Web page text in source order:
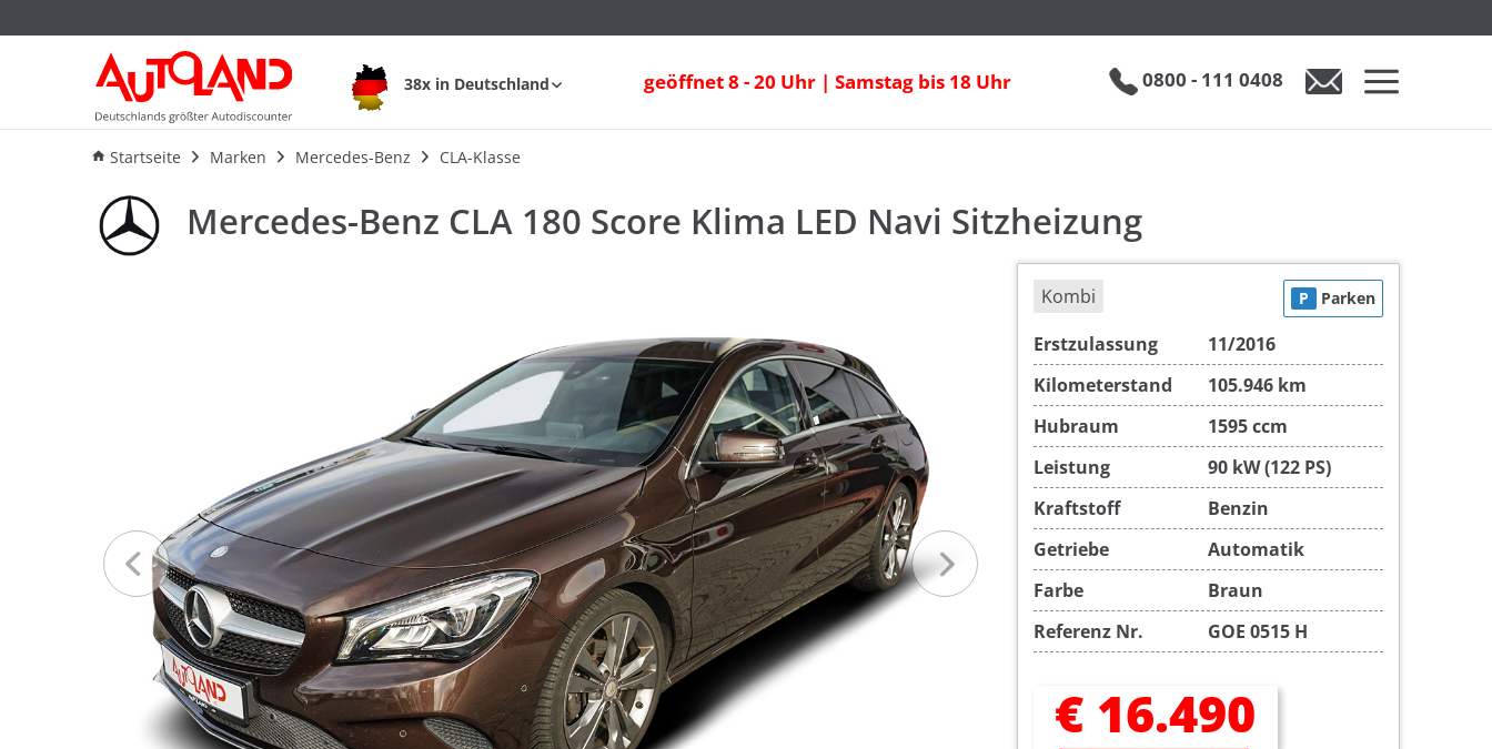
38x in Deutschland geöffnet 8 - 20 Uhr | Samstag bis 18 Uhr 0800 - 111 0408
Startseite Marken Mercedes-Benz CLA-Klasse
Mercedes-Benz CLA 180 Score Klima LED Navi Sitzheizung
Ausstattung Verbrauch
Mercedes-Benz CLA 180 Score Klima LED Navi Sitzheizung
Kombi P Parken
Erstzulassung
11/2016
Kilometerstand
105.946 km
Hubraum
1595 ccm
Leistung
90 kW (122 PS)
Kraftstoff
Benzin
Getriebe
Automatik
Farbe
Braun
Referenz Nr.
GOE 0515 H
€ 16.490